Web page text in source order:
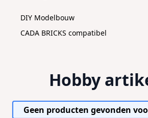
DIY Modelbouw
CADA BRICKS compatibel
Hobby
Geen producten gevonden